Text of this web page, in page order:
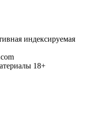
индексируемая
18+